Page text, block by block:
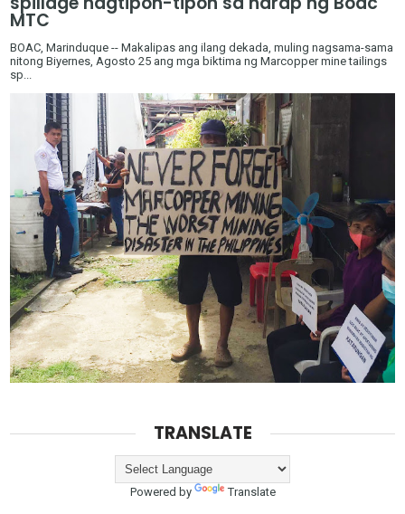
MTC
BOAC, Marinduque -- Makalipas ang ilang dekada, muling nagsama-sama
nitong Biyernes, Agosto 25 ang mga biktima ng Marcopper mine tailings
sp...
TRANSLATE
Powered by Translate